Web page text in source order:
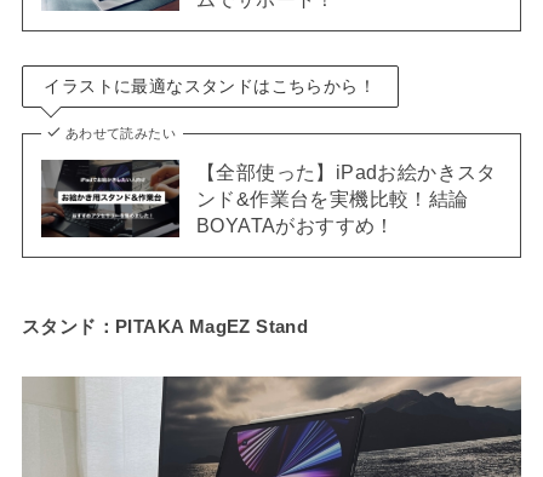
イラストに最適なスタンドはこちらから！
あわせて読みたい
【全部使った】iPadお絵かきスタ
ンド&作業台を実機比較！結論
BOYATAがおすすめ！
スタンド：PITAKA MagEZ Stand